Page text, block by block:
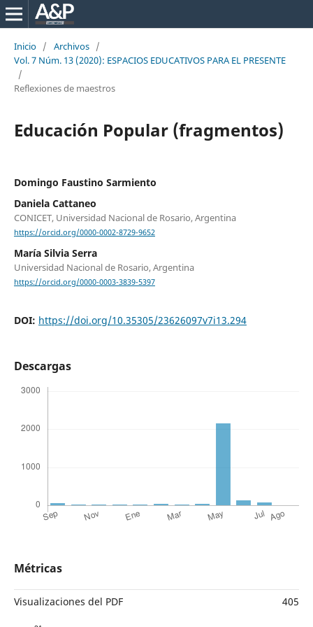
Inicio / Archivos /
Vol. 7 Núm. 13 (2020): ESPACIOS EDUCATIVOS PARA EL PRESENTE
/
Reflexiones de maestros
Educación Popular (fragmentos)
Domingo Faustino Sarmiento
Daniela Cattaneo
CONICET, Universidad Nacional de Rosario, Argentina
https://orcid.org/0000-0002-8729-9652
María Silvia Serra
Universidad Nacional de Rosario, Argentina
https://orcid.org/0000-0003-3839-5397
DOI: https://doi.org/10.35305/23626097v7i13.294
Descargas
Métricas
Visualizaciones del PDF 405